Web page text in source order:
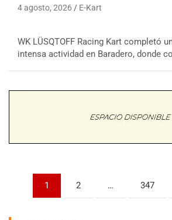
4 agosto, 2026 E-Kart
WK LÜSQTOFF Racing Kart completó
intensa actividad en Baradero, donde
Paginación
1 2 … 347
08/09-AGO
Ciudad de Trenque Lauquen (Asfalto)
Villaguay (Entre Ríos)
VICTORIENSE - F7